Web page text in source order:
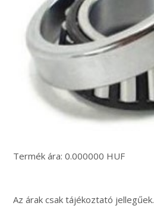
Termék ára: 0.000000 HUF
Az árak csak tájékoztató jellegűek.